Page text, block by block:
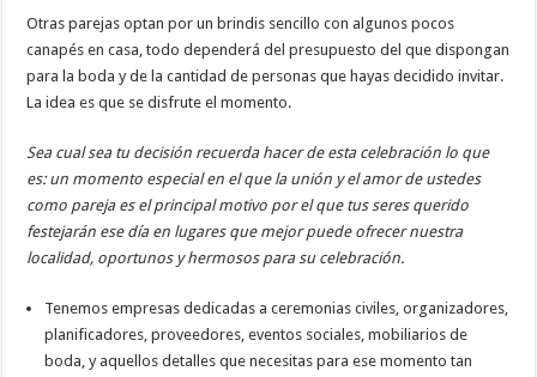
Otras parejas optan por un brindis sencillo con algunos pocos
canapés en casa, todo dependerá del presupuesto del que dispongan
para la boda y de la cantidad de personas que hayas decidido invitar.
La idea es que se disfrute el momento.
Sea cual sea tu decisión recuerda hacer de esta celebración lo que
es: un momento especial en el que la unión y el amor de ustedes
como pareja es el principal motivo por el que tus seres querido
festejarán ese día en lugares que mejor puede ofrecer nuestra
localidad, oportunos y hermosos para su celebración.
Tenemos empresas dedicadas a ceremonias civiles, organizadores,
planificadores, proveedores, eventos sociales, mobiliarios de
boda, y aquellos detalles que necesitas para ese momento tan